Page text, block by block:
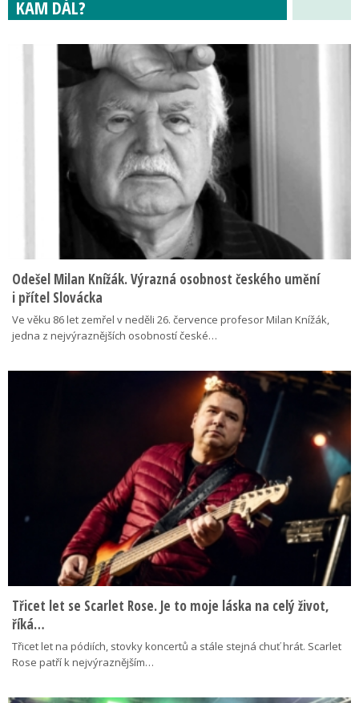
KAM DÁL?
Odešel Milan Knížák. Výrazná osobnost českého umění
i přítel Slovácka
Ve věku 86 let zemřel v neděli 26. července profesor Milan Knížák,
jedna z nejvýraznějších osobností české…
Třicet let se Scarlet Rose. Je to moje láska na celý život,
říká…
Třicet let na pódiích, stovky koncertů a stále stejná chuť hrát. Scarlet
Rose patří k nejvýraznějším…